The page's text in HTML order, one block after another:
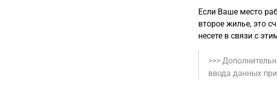
Если Ваше место
второе жилье, это
несете в связи с
>>>
ввода данных